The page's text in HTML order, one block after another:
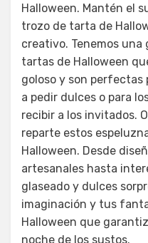
Halloween. Mantén el
trozo de tarta de
creativo. Tenemos
tartas de Halloween
goloso y son perfectas
a pedir dulces o para
recibir a los invitados.
reparte estos
Halloween. Desde
artesanales hasta
glaseado y dulces
imaginación y tus
Halloween que
noche de los sustos.